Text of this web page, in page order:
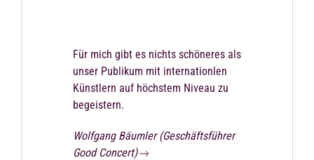
Für mich gibt es nichts schöneres als
unser Publikum mit internationlen
Künstlern auf höchstem Niveau zu
begeistern.
Wolfgang Bäumler (Geschäftsführer
Good Concert)